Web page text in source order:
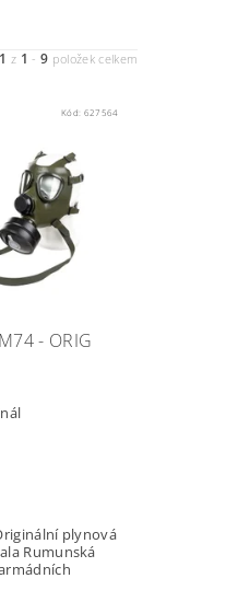
1 z 1 -9 položek celkem
Kód: 627564
- ORIG
plynová
Rumunská